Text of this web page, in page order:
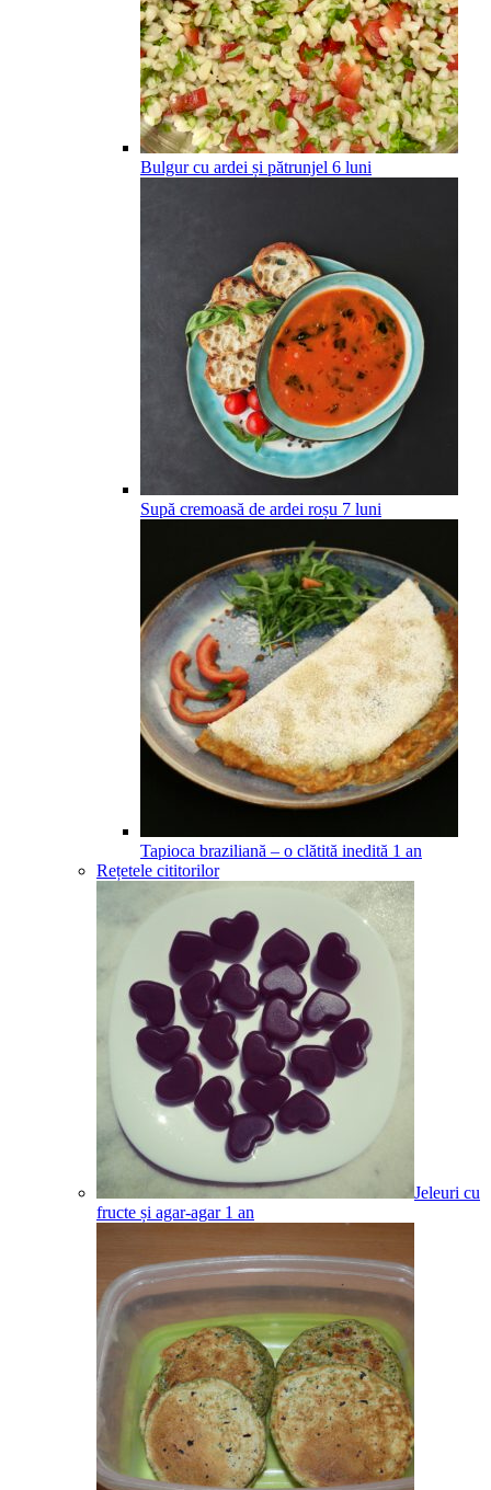
Bulgur cu ardei și pătrunjel 6 luni
Supă cremoasă de ardei roșu 7 luni
Tapioca braziliană – o clătită inedită 1 an
Rețetele cititorilor
Jeleuri cu
fructe și agar-agar 1 an